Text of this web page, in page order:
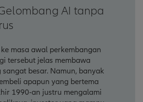
AI tanpa
masa awal perkembangan
tersebut jelas membawa
besar. Namun, banyak
apapun yang bertema
1990-an justru mengalami